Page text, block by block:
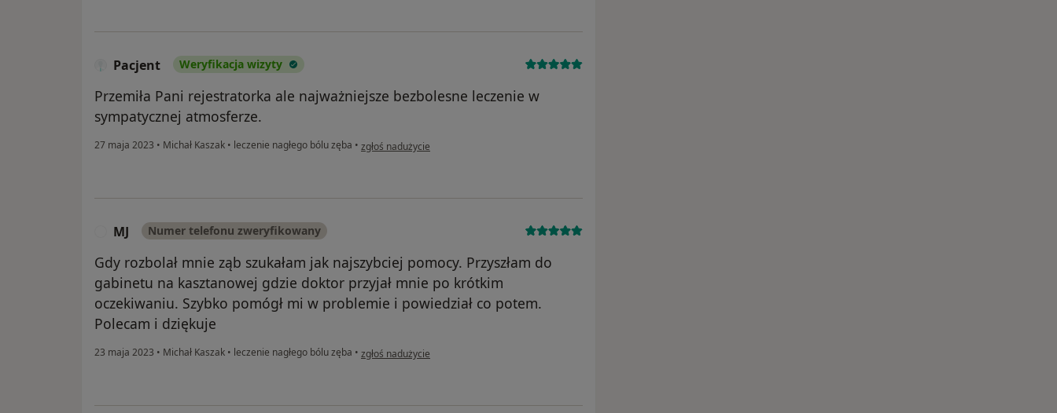
Pacjent Weryfikacja wizyty
Przemiła Pani rejestratorka ale najważniejsze bezbolesne leczenie w
sympatycznej atmosferze.
27 maja 2023 • Michał Kaszak • leczenie nagłego bólu zęba • w opinii użytkownika Pacjent
zgłoś nadużycie
MJ Numer telefonu zweryfikowany
Gdy rozbolał mnie ząb szukałam jak najszybciej pomocy. Przyszłam do
gabinetu na kasztanowej gdzie doktor przyjał mnie po krótkim
oczekiwaniu. Szybko pomógł mi w problemie i powiedział co potem.
Polecam i dziękuje
23 maja 2023 • Michał Kaszak • leczenie nagłego bólu zęba • w opinii użytkownika MJ
zgłoś nadużycie